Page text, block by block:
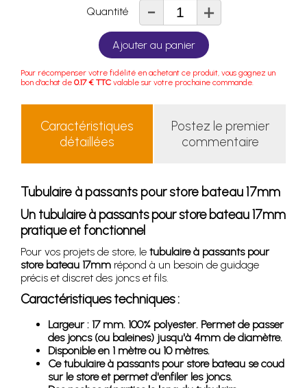
Quantité - +
Ajouter au panier
Pour récompenser votre fidélité en achetant ce produit, vous gagnez un
bon d'achat de 0.17 € TTC valable sur votre prochaine commande.
Caractéristiques
détaillées
Postez le premier
commentaire
Tubulaire à passants pour store bateau 17mm
Un tubulaire à passants pour store bateau 17mm
pratique et fonctionnel
Pour vos projets de store, le tubulaire à passants pour
store bateau 17mm répond à un besoin de guidage
précis et discret des joncs et fils.
Caractéristiques techniques :
Largeur : 17 mm. 100% polyester. Permet de passer
des joncs (ou baleines) jusqu'à 4mm de diamètre.
Disponible en 1 mètre ou 10 mètres.
Ce tubulaire à passants pour store bateau se coud
sur le store et permet d'enfiler les joncs.